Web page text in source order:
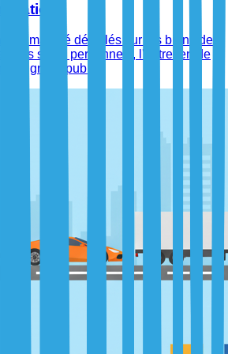
de marché détaillés sur les biens de
les soins personnels, l'entretien de
grand public.